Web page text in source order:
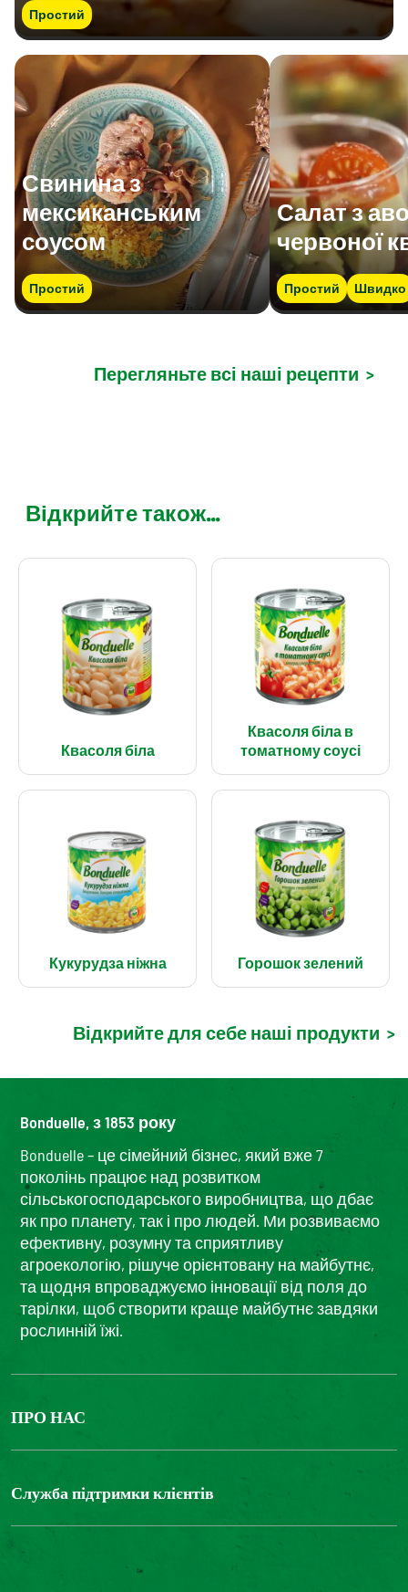
Простий
Свинина з
мексиканським
соусом
Простий
Салат з
червоної
Простий Швидко
Перегляньте всі наші рецепти >
Відкрийте також...
Квасоля біла
Квасоля біла в
томатному соусі
Кукурудза ніжна Горошок зелений
Відкрийте для себе наші продукти >
Bonduelle, з 1853 року
Bonduelle – це сімейний бізнес, який вже 7
поколінь працює над розвитком
сільськогосподарського виробництва, що дбає
як про планету, так і про людей. Ми розвиваємо
ефективну, розумну та сприятливу
агроекологію, рішуче орієнтовану на майбутнє,
та щодня впроваджуємо інновації від поля до
тарілки, щоб створити краще майбутнє завдяки
рослинній їжі.
ПРО НАС
The Bonduelle group
Служба підтримки клієнтів
Зв'яжіться з нами
Цифрова доступність: невідповідність